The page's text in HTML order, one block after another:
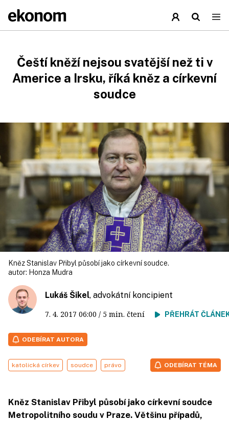
Čeští kněží nejsou svatější než ti v
Americe a Irsku, říká kněz a církevní
soudce
Kněz Stanislav Přibyl působí jako církevní soudce.
autor: Honza Mudra
Lukáš Šikel, advokátní koncipient
7. 4. 2017 06:00 / 5 min. čtení PŘEHRÁT
ODEBÍRAT AUTORA
katolická církev soudce právo ODEBÍRAT TÉMA
Kněz Stanislav Přibyl působí jako církevní soudce
Metropolitního soudu v Praze. Většinu případů,